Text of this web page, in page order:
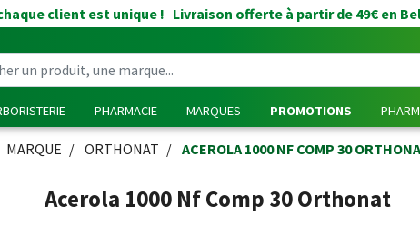
client est unique ! Livraison offerte à partir de 49€ en
PHARMACIE MARQUES PROMOTIONS
MARQUE ORTHONAT ACEROLA 1000 NF COMP 30
Acerola 1000 Nf Comp 30 Orthonat